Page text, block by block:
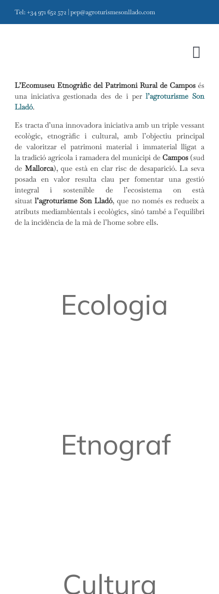
Skip
to
Tel: +34 971 652 572 pep@agroturismesonllado.com
Inici
Projecte
Ecomuseu
Agroturisme
Visites i contacte
Projecte
L’Ecomuseu Etnogràfic del Patrimoni Rural de Campos és
una iniciativa gestionada des de i perl’agroturisme Son
Lladó.
Es tracta d’una innovadora iniciativa amb un triple vessant
ecològic, etnogràfic i cultural, amb l’objectiu principal
de valoritzar el patrimoni material i immaterial lligat a
la tradició agrícola i ramadera del municipi de Campos(sud
de Mallorca), que està en clar risc de desaparició. La seva
posada en valor resulta clau per fomentar una gestió
integral i sostenible de l’ecosistema on està
situatl’agroturisme Son Lladó, que no només es redueix a
atributs mediambientals i ecològics, sinó també a l’equilibri
de la incidència de la mà de l’home sobre ells.
Ecologia
Etnografia
Cultura